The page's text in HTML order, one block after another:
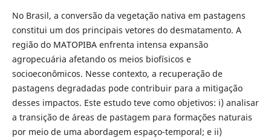
No Brasil, a conversão da vegetação nativa em pastagens
constitui um dos principais vetores do desmatamento. A
região do MATOPIBA enfrenta intensa expansão
agropecuária afetando os meios biofísicos e
socioeconômicos. Nesse contexto, a recuperação de
pastagens degradadas pode contribuir para a mitigação
desses impactos. Este estudo teve como objetivos: i) analisar
a transição de áreas de pastagem para formações naturais
por meio de uma abordagem espaço-temporal; e ii)